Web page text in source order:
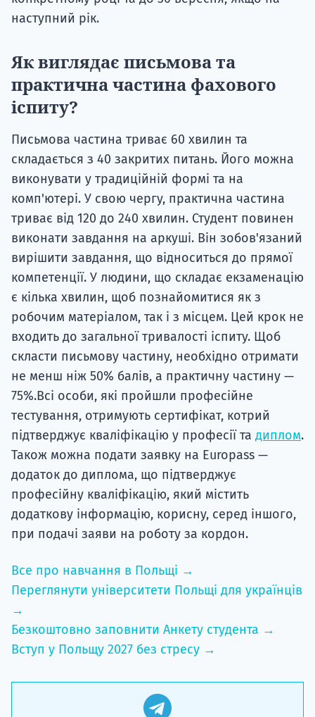
наступний рік.
Як виглядає письмова та
практична частина фахового
іспиту?
Письмова частина триває 60 хвилин та
складається з 40 закритих питань. Його можна
виконувати у традиційній формі та на
комп'ютері. У свою чергу, практична частина
триває від 120 до 240 хвилин. Студент повинен
виконати завдання на аркуші. Він зобов'язаний
вирішити завдання, що відноситься до прямої
компетенції. У людини, що складає екзаменацію
є кілька хвилин, щоб познайомитися як з
робочим матеріалом, так і з місцем. Цей крок не
входить до загальної тривалості іспиту. Щоб
скласти письмову частину, необхідно отримати
не менш ніж 50% балів, а практичну частину —
75%.Всі особи, які пройшли професійне
тестування, отримують сертифікат, котрий
підтверджує кваліфікацію у професії та диплом.
Також можна подати заявку на Europass —
додаток до диплома, що підтверджує
професійну кваліфікацію, який містить
додаткову інформацію, корисну, серед іншого,
при подачі заяви на роботу за кордон.
Все про навчання в Польщі →
Переглянути університети Польщі для українців
→
Безкоштовно заповнити Анкету студента →
Вступ у Польщу 2027 без стресу →